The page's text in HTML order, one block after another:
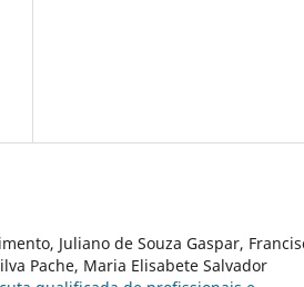
Juliano de Souza Gaspar,
Pache, Maria Elisabete Salvador